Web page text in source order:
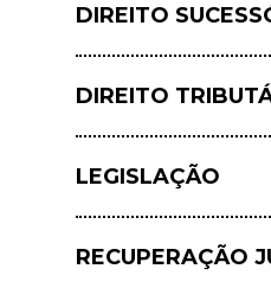
DIREITO
DIREITO
LEGISLAÇÃO
RECUPERAÇÃO